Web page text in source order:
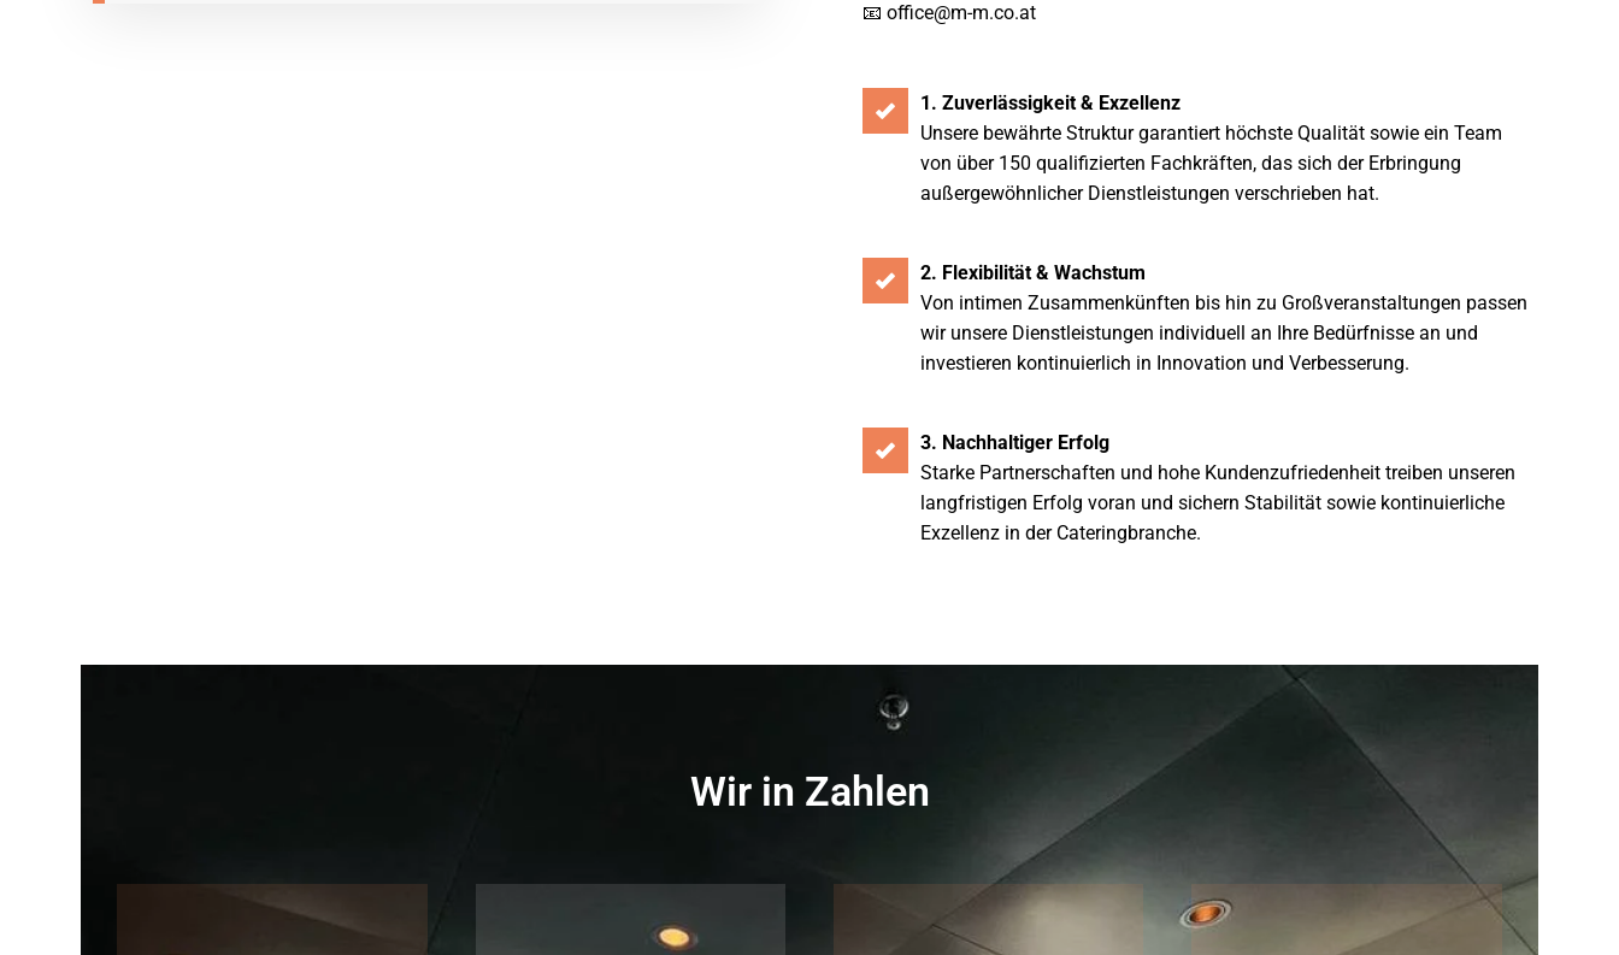
📧 office@m-m.co.at
1. Zuverlässigkeit & Exzellenz
Unsere bewährte Struktur garantiert höchste Qualität sowie ein Team
von über 150 qualifizierten Fachkräften, das sich der Erbringung
außergewöhnlicher Dienstleistungen verschrieben hat.
2. Flexibilität & Wachstum
Von intimen Zusammenkünften bis hin zu Großveranstaltungen passen
wir unsere Dienstleistungen individuell an Ihre Bedürfnisse an und
investieren kontinuierlich in Innovation und Verbesserung.
3. Nachhaltiger Erfolg
Starke Partnerschaften und hohe Kundenzufriedenheit treiben unseren
langfristigen Erfolg voran und sichern Stabilität sowie kontinuierliche
Exzellenz in der Cateringbranche.
Wir in Zahlen